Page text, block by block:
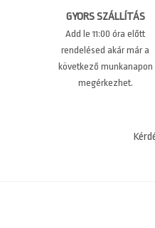
GYORS SZÁLLÍTÁS
Add le 11:00 óra előtt
rendelésed akár már a
következő munkanapon
megérkezhet.